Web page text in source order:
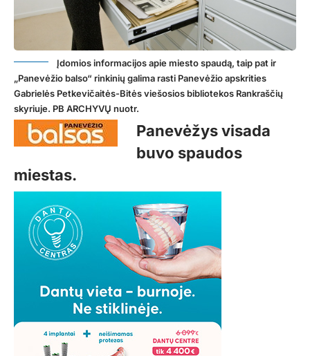
Įdomios informacijos apie miesto spaudą, taip pat ir
„Panevėžio balso“ rinkinių galima rasti Panevėžio apskrities
Gabrielės Petkevičaitės-Bitės viešosios bibliotekos Rankraščių
skyriuje. PB ARCHYVŲ nuotr.
Panevėžys visada
buvo spaudos
miestas.